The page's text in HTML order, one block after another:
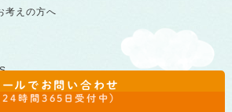
ールでお問い合わせ
24時間365日受付中）
考えの方へ